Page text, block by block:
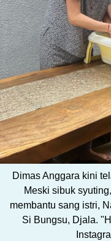
Dimas Anggara kini
Meski sibuk
membantu sang istri,
Si Bungsu, Djala.